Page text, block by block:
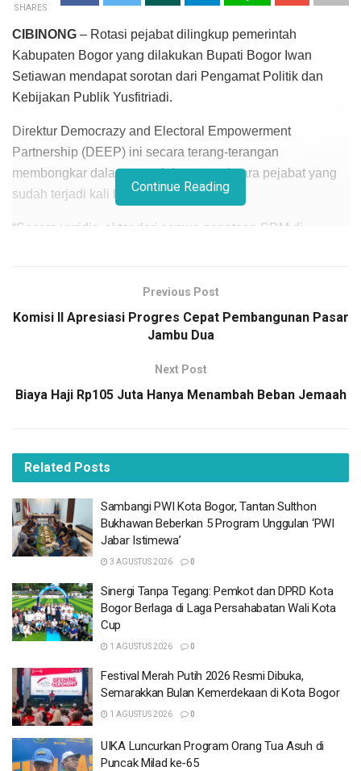
SHARES
CIBINONG – Rotasi pejabat dilingkup pemerintah
Kabupaten Bogor yang dilakukan Bupati Bogor Iwan
Setiawan mendapat sorotan dari Pengamat Politik dan
Kebijakan Publik Yusfitriadi.
Direktur Democrazy and Electoral Empowerment
Partnership (DEEP) ini secara terang-terangan
membongkar dalang rotasi dan mutasi para pejabat yang
sudah terjadi kali ketiga.
“Secara yuridis, aktor dari semua penataan SDM di
politik lebih kuat, artinya bupati tidak sendirian, karena
orientasi politik adalah orientasi kolektif,” katanya,
Dirinya mengaku tidak terlalu paham mana pasukan Ade
Yasin dan mana pasukan Iwan Setiawan, namun ketika
BACA JUGA
Sambangi PWI Kota Bogor, Tantan Sulthon
Bukhawan Beberkan 5 Program Unggulan ‘PWI
Jabar Istimewa’
Bogor Berlaga di Laga Persahabatan Wali Kota
Cup
1 AGUSTUS 2026
Semarakkan Bulan Kemerdekaan di Kota
Bogor
1 AGUSTUS 2026
Puncak Milad ke-65
Continue Reading
Previous Post
Komisi II Apresiasi Progres Cepat Pembangunan Pasar
Jambu Dua
Next Post
Biaya Haji Rp105 Juta Hanya Menambah Beban Jemaah
Related Posts
Sambangi PWI Kota Bogor, Tantan Sulthon
Bukhawan Beberkan 5 Program Unggulan ‘PWI
Jabar Istimewa’
3 AGUSTUS 2026 0
Sinergi Tanpa Tegang: Pemkot dan DPRD Kota
Bogor Berlaga di Laga Persahabatan Wali Kota
Cup
1 AGUSTUS 2026 0
Festival Merah Putih 2026 Resmi Dibuka,
Semarakkan Bulan Kemerdekaan di Kota Bogor
1 AGUSTUS 2026 0
UIKA Luncurkan Program Orang Tua Asuh di
Puncak Milad ke-65